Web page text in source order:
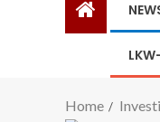
Home